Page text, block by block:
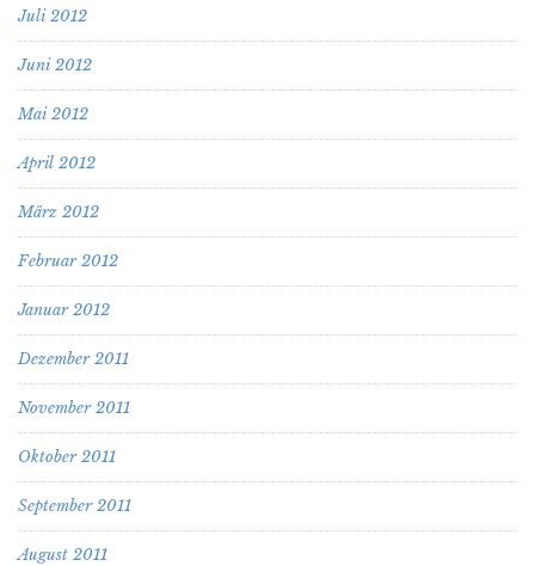
Juli 2012
Juni 2012
Mai 2012
April 2012
März 2012
Februar 2012
Januar 2012
Dezember 2011
November 2011
Oktober 2011
September 2011
August 2011